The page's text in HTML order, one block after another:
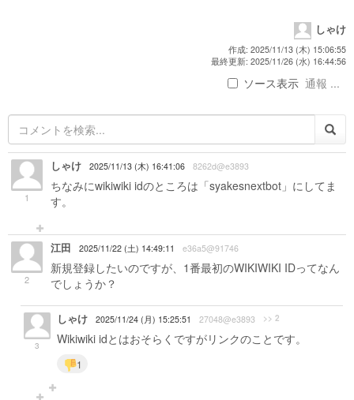
しゃけ
作成: 2025/11/13 (木) 15:06:55
最終更新: 2025/11/26 (水) 16:44:56
ソース表示 通報 ...
1
しゃけ 2025/11/13 (木) 16:41:06 8262d@e3893
ちなみにwikiwiki idのところは「syakesnextbot」にしてま
す。
2
江田 2025/11/22 (土) 14:49:11 e36a5@91746
新規登録したいのですが、1番最初のWIKIWIKI IDってなん
でしょうか？
3
しゃけ 2025/11/24 (月) 15:25:51 27048@e3893 >> 2
Wikiwiki idとはおそらくですがリンクのことです。
1